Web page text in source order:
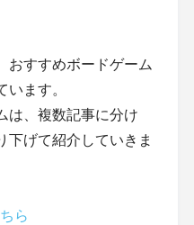
おすすめボードゲーム
ます。
は、複数記事に分け
下げて紹介していきま
ら